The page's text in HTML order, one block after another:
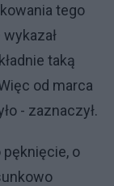
tego
taką
od marca
- zaznaczył.
o